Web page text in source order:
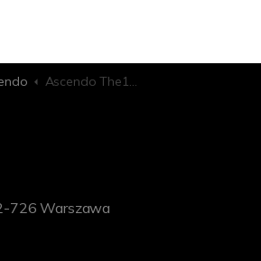
Ascendo The12 Be Pro Active Ext Wedge
726 Warszawa